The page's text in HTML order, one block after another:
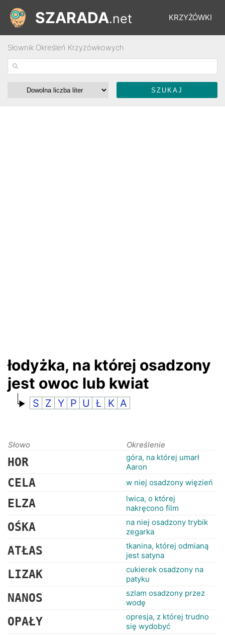
KRZYŻÓWKI
ŁAMIGŁÓWKI
SZARADA.net
Słownik Określeń Krzyżówkowych
łodyżka, na której osadzony
jest owoc lub kwiat
S Z Y P U Ł K A
Słowo Określenie
HOR
góra, na której umarł
Aaron
CELA w niej osadzony więzień
ELZA
lwica, o której
nakręcono film
OŚKA
na niej osadzony trybik
zegarka
ATŁAS
tkanina, której odmianą
jest satyna
LIZAK
cukierek osadzony na
patyku
NANOS
szlam osadzony przez
wodę
OPAŁY
opresja, z której trudno
się wydobyć